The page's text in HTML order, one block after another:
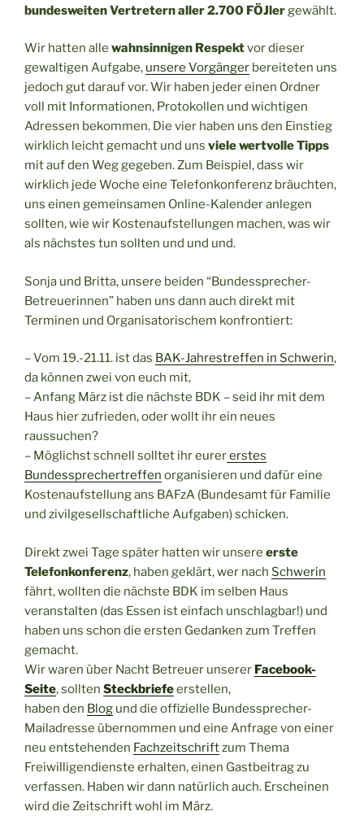
bundesweiten Vertretern aller 2.700 FÖJler gewählt.
Wir hatten alle wahnsinnigen Respektvor dieser
gewaltigen Aufgabe, unsere Vorgänger bereiteten uns
jedoch gut darauf vor. Wir haben jeder einen Ordner
voll mit Informationen, Protokollen und wichtigen
Adressen bekommen. Die vier haben uns den Einstieg
wirklich leicht gemacht und uns viele wertvolle Tipps
mit auf den Weg gegeben. Zum Beispiel, dass wir
wirklich jede Woche eine Telefonkonferenz bräuchten,
uns einen gemeinsamen Online-Kalender anlegen
sollten, wie wir Kostenaufstellungen machen, was wir
als nächstes tun sollten und und und.
Sonja und Britta, unsere beiden “Bundessprecher-
Betreuerinnen” haben uns dann auch direkt mit
Terminen und Organisatorischem konfrontiert:
– Vom 19.-21.11. ist das BAK-Jahrestreffen in Schwerin,
da können zwei von euch mit,
– Anfang März ist die nächste BDK – seid ihr mit dem
Haus hier zufrieden, oder wollt ihr ein neues
raussuchen?
– Möglichst schnell solltet ihr eurererstes
Bundessprechertreffen organisieren und dafür eine
Kostenaufstellung ans BAFzA (Bundesamt für Familie
und zivilgesellschaftliche Aufgaben) schicken.
Direkt zwei Tage später hatten wir unsere erste
Telefonkonferenz, haben geklärt, wer nach Schwerin
fährt, wollten die nächste BDK im selben Haus
veranstalten (das Essen ist einfach unschlagbar!) und
haben uns schon die ersten Gedanken zum Treffen
gemacht.
Wir waren über Nacht Betreuer unserer Facebook-
Seite, sollten Steckbriefeerstellen,
haben den Blog und die offizielle Bundessprecher-
Mailadresse übernommen und eine Anfrage von einer
neu entstehenden Fachzeitschriftzum Thema
Freiwilligendienste erhalten, einen Gastbeitrag zu
verfassen. Haben wir dann natürlich auch. Erscheinen
wird die Zeitschrift wohl im März.